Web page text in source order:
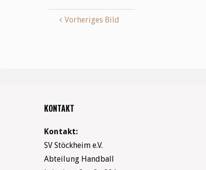
Vorheriges Bild
KONTAKT
Kontakt:
SV Stöckheim e.V.
Abteilung Handball